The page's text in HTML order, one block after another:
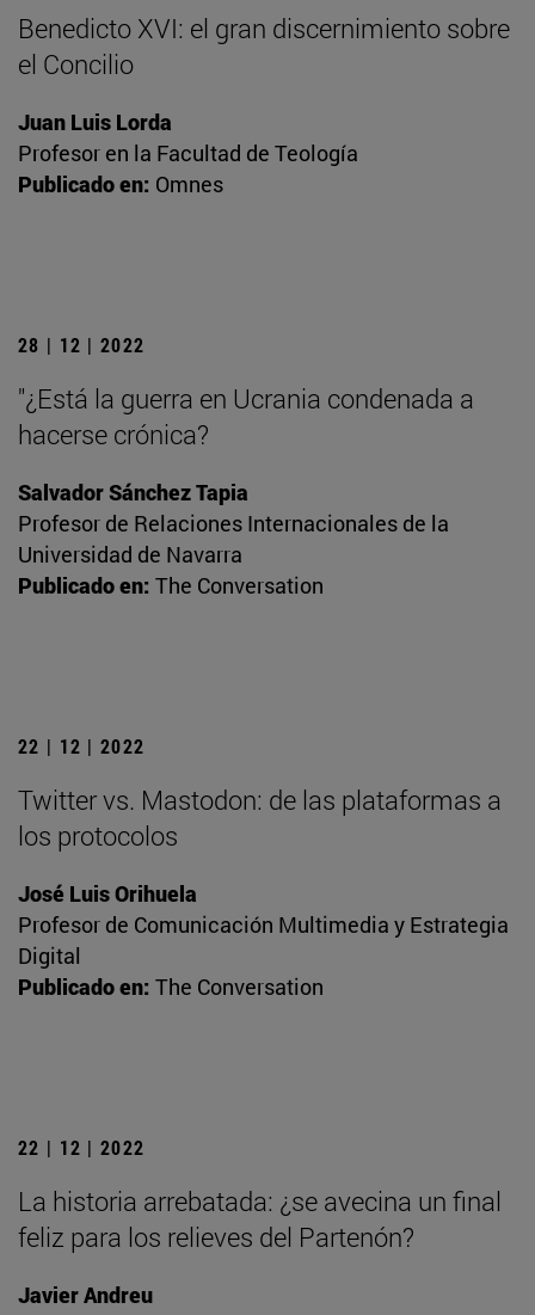
Benedicto XVI: el gran discernimiento sobre
el Concilio
Juan Luis Lorda
Profesor en la Facultad de Teología
Publicado en: Omnes
28 | 12 | 2022
"¿Está la guerra en Ucrania condenada a
hacerse crónica?
Salvador Sánchez Tapia
Profesor de Relaciones Internacionales de la
Universidad de Navarra
Publicado en: The Conversation
22 | 12 | 2022
Twitter vs. Mastodon: de las plataformas a
los protocolos
José Luis Orihuela
Profesor de Comunicación Multimedia y Estrategia
Digital
Publicado en: The Conversation
22 | 12 | 2022
La historia arrebatada: ¿se avecina un final
feliz para los relieves del Partenón?
Javier Andreu